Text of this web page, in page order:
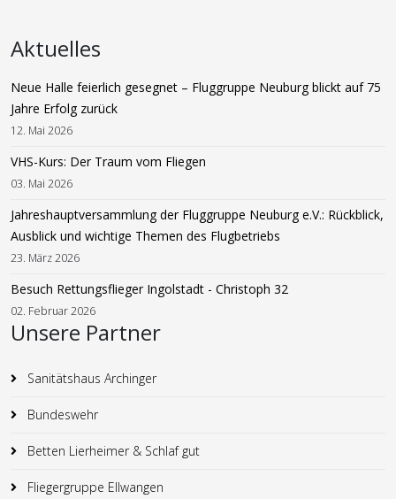
Aktuelles
Neue Halle feierlich gesegnet – Fluggruppe Neuburg blickt auf 75
Jahre Erfolg zurück
12. Mai 2026
VHS-Kurs: Der Traum vom Fliegen
03. Mai 2026
Jahreshauptversammlung der Fluggruppe Neuburg e.V.: Rückblick,
Ausblick und wichtige Themen des Flugbetriebs
23. März 2026
Besuch Rettungsflieger Ingolstadt - Christoph 32
02. Februar 2026
Unsere Partner
Sanitätshaus Archinger
Bundeswehr
Betten Lierheimer & Schlaf gut
Fliegergruppe Ellwangen